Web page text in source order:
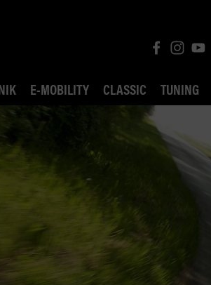
E-MOBILITY CLASSIC TUNING